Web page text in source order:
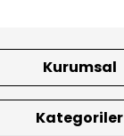
Kurumsal
Kategoriler